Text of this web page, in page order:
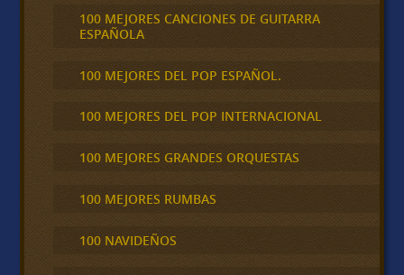
100 MEJORES CANCIONES DE GUITARRA
ESPAÑOLA
100 MEJORES DEL POP ESPAÑOL.
100 MEJORES DEL POP INTERNACIONAL
100 MEJORES GRANDES ORQUESTAS
100 MEJORES RUMBAS
100 NAVIDEÑOS